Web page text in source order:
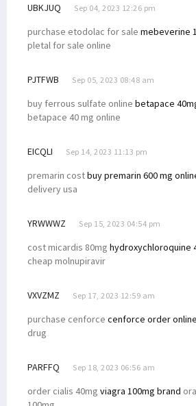
UBKJUQ Sep 04, 2023 12:26 pm
purchase etodolac for sale mebeverine
pletal for sale online
PJTFWB Sep 05, 2023 08:48 am
buy ferrous sulfate online betapace
betapace 40 mg online
EICQLI Sep 14, 2023 11:13 pm
premarin costbuy premarin 600 mg
delivery usa
YRWWWZ Sep 15, 2023 04:54 pm
cost micardis 80mg hydroxychloroquine
cheap molnupiravir
VXVZMZ Sep 17, 2023 12:59 am
purchase cenforce cenforce order online
drug
PARFFQ Sep 18, 2023 06:56 am
order cialis 40mg viagra 100mg brand